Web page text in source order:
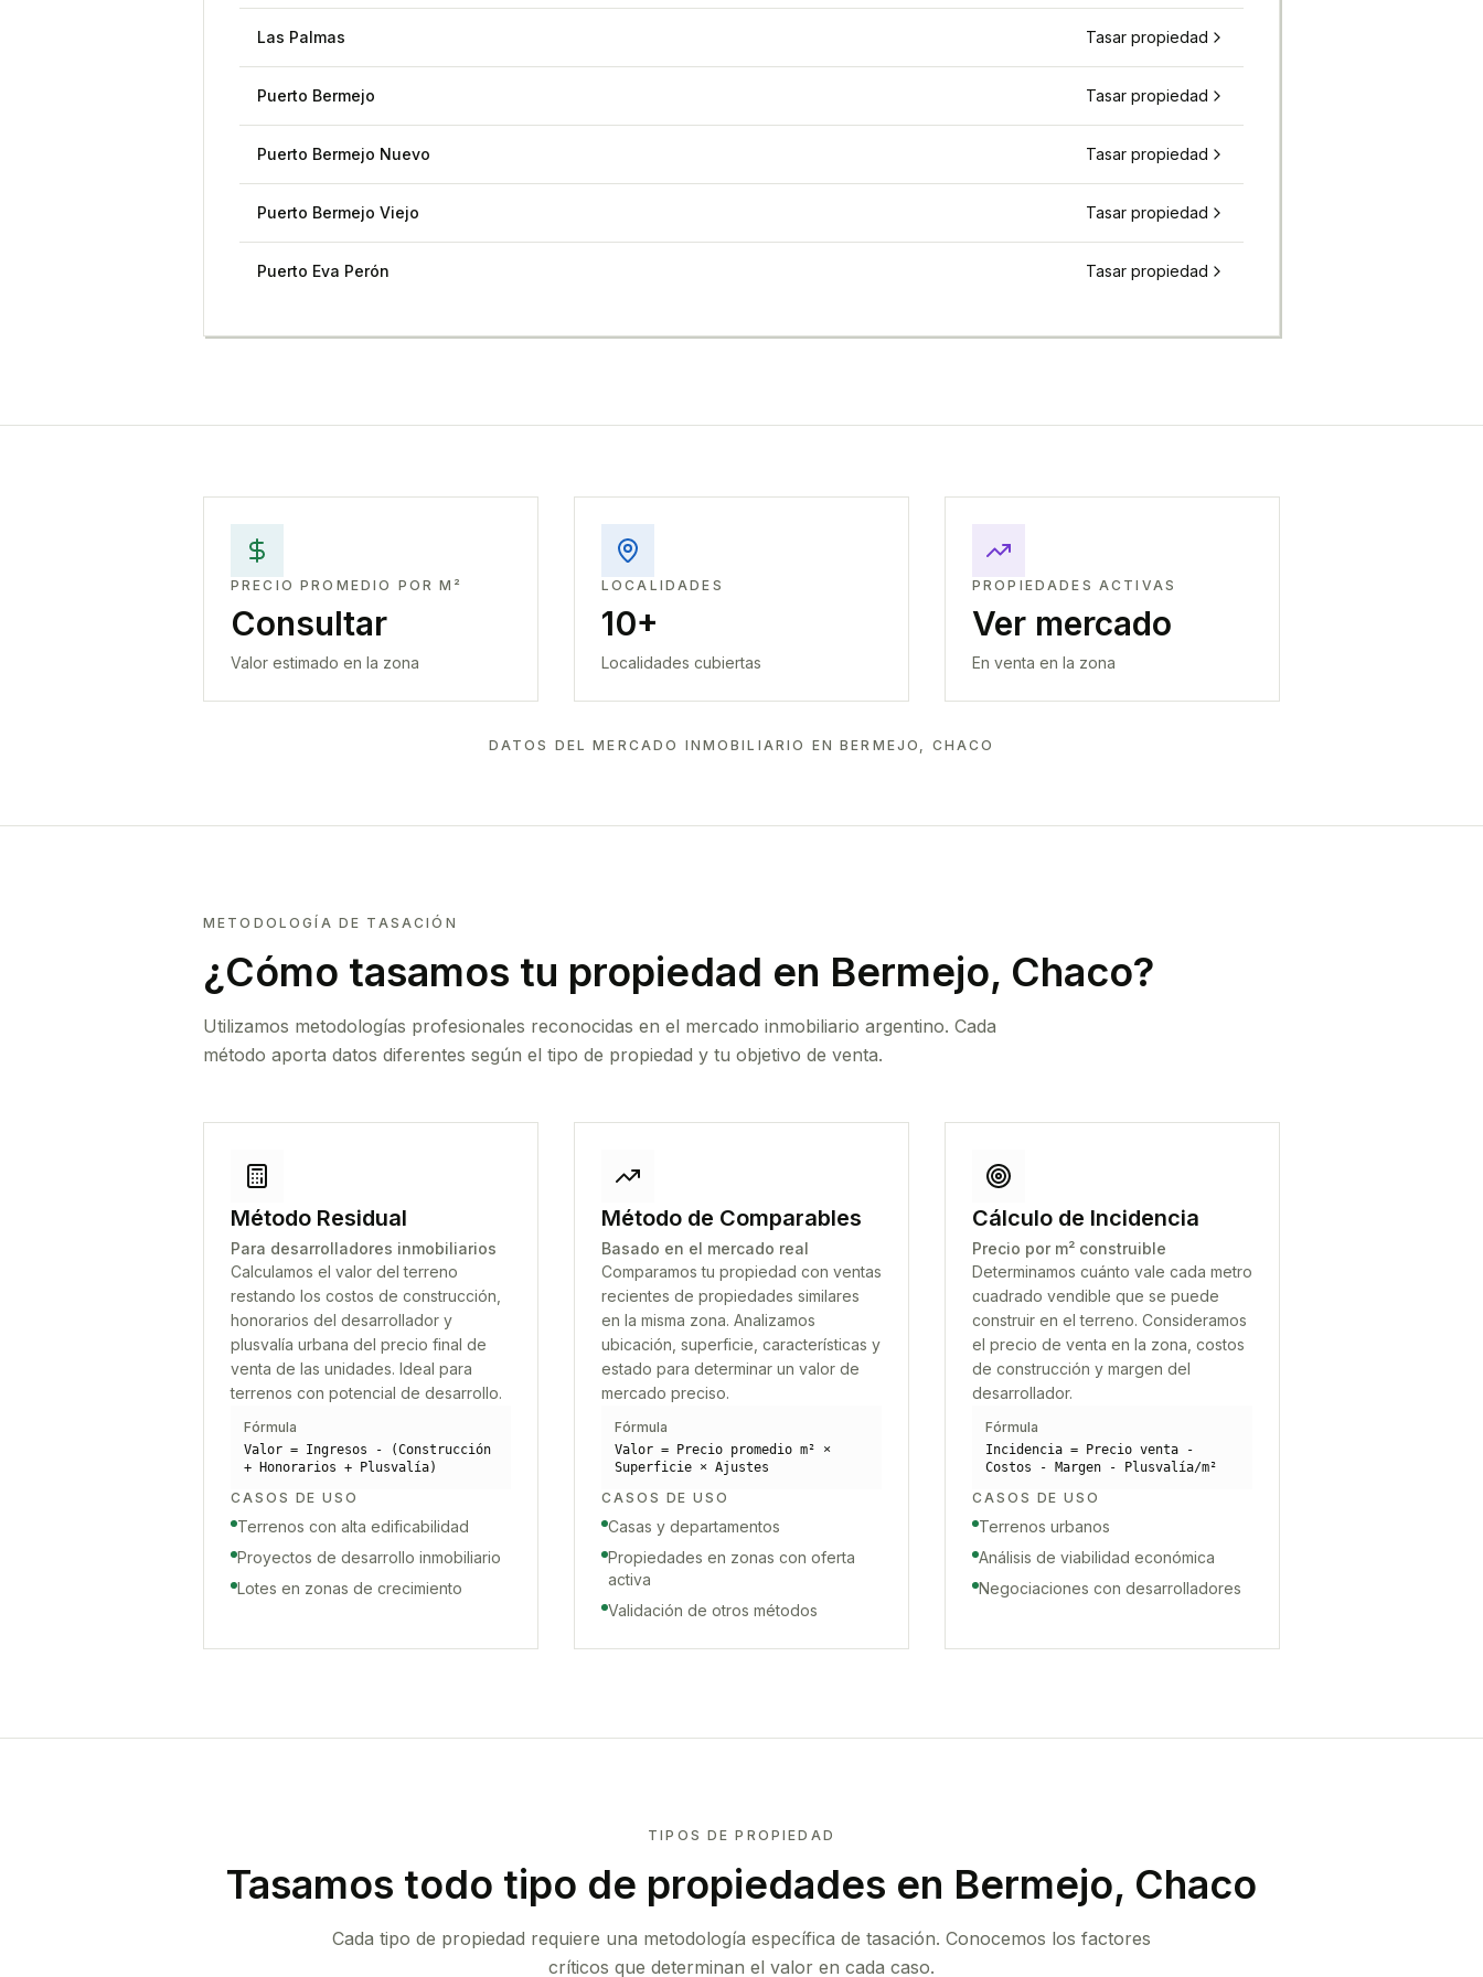
Las Palmas Tasar propiedad
Puerto Bermejo Tasar propiedad
Puerto Bermejo Nuevo Tasar propiedad
Puerto Bermejo Viejo Tasar propiedad
Puerto Eva Perón Tasar propiedad
PRECIO PROMEDIO POR M²
Consultar
Valor estimado en la zona
LOCALIDADES
10+
Localidades cubiertas
PROPIEDADES ACTIVAS
Ver mercado
En venta en la zona
DATOS DEL MERCADO INMOBILIARIO ENBERMEJO, CHACO
METODOLOGÍA DE TASACIÓN
¿Cómo tasamos tu propiedad en Bermejo, Chaco?
Utilizamos metodologías profesionales reconocidas en el mercado inmobiliario argentino. Cada
método aporta datos diferentes según el tipo de propiedad y tu objetivo de venta.
Método Residual
Para desarrolladores inmobiliarios
Calculamos el valor del terreno
restando los costos de construcción,
honorarios del desarrollador y
plusvalía urbana del precio final de
venta de las unidades. Ideal para
terrenos con potencial de desarrollo.
Fórmula
Valor = Ingresos - (Construcción
+ Honorarios + Plusvalía)
CASOS DE USO
Terrenos con alta edificabilidad
Proyectos de desarrollo inmobiliario
Lotes en zonas de crecimiento
Método de Comparables
Basado en el mercado real
Comparamos tu propiedad con ventas
recientes de propiedades similares
en la misma zona. Analizamos
ubicación, superficie, características y
estado para determinar un valor de
mercado preciso.
Fórmula
Valor = Precio promedio m² ×
Superficie × Ajustes
CASOS DE USO
Casas y departamentos
Propiedades en zonas con oferta
activa
Validación de otros métodos
Cálculo de Incidencia
Precio por m² construible
Determinamos cuánto vale cada metro
cuadrado vendible que se puede
construir en el terreno. Consideramos
el precio de venta en la zona, costos
de construcción y margen del
desarrollador.
Fórmula
Incidencia = Precio venta -
Costos - Margen - Plusvalía/m²
CASOS DE USO
Terrenos urbanos
Análisis de viabilidad económica
Negociaciones con desarrolladores
TIPOS DE PROPIEDAD
Tasamos todo tipo de propiedades en Bermejo, Chaco
Cada tipo de propiedad requiere una metodología específica de tasación. Conocemos los factores
críticos que determinan el valor en cada caso.